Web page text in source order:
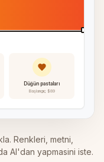
Düğün pastaları
Başlangıç $89
Renkleri, metni,
AI'dan yapmasini iste.